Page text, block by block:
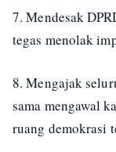
7. Mendesak
tegas menolak
8. Mengajak
sama mengawal
ruang demokrasi